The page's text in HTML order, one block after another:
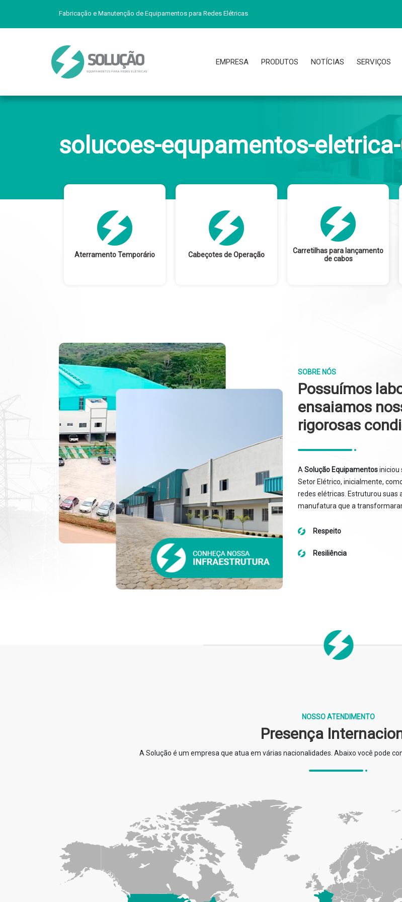
Fabricação e Manutenção de Equipamentos para Redes Elétricas
EMPRESA PRODUTOS NOTÍCIAS SERVIÇOS
solucoes-equpamentos-
Aterramento Temporário Cabeçotes de Operação
Carretilhas para lançamento
de cabos
SOBRE NÓS
Possuímos
ensaiamos
rigorosas
A Solução Equipamentosiniciou
Setor Elétrico, inicialmente,
redes elétricas. Estruturou suas
manufatura que a
Respeito
Resiliência
NOSSO ATENDIMENTO
Presença
A Solução é um empresa que atua em várias nacionalidades. Abaixo você pode